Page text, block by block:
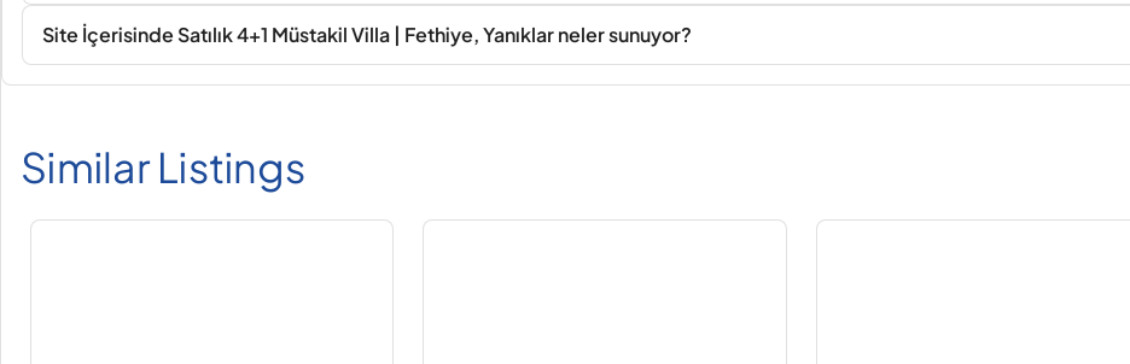
Site İçerisinde Satılık 4+1 Müstakil Villa | Fethiye, Yanıklar neler sunuyor?
Similar Listings